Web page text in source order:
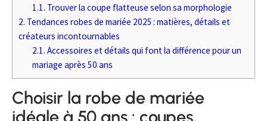
1.1. Trouver la coupe flatteuse selon sa morphologie
2. Tendances robes de mariée 2025 : matières, détails et
créateurs incontournables
2.1. Accessoires et détails qui font la différence pour un
mariage après 50 ans
Choisir la robe de mariée
idéale à 50 ans : coupes,